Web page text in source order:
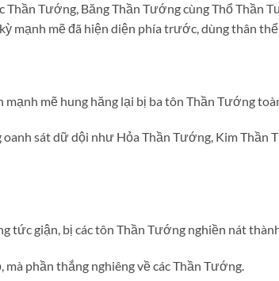
Tướng, Băng Thần Tướng cùng Thổ Thần
mạnh mẽ đã hiện diện phía trước, dùng thân
mẽ hung hăng lại bị ba tôn Thần Tướng
sát dữ dội như Hỏa Thần Tướng, Kim Thần
tức giận, bị các tôn Thần Tướng nghiền nát
phần thắng nghiêng về các Thần Tướng.